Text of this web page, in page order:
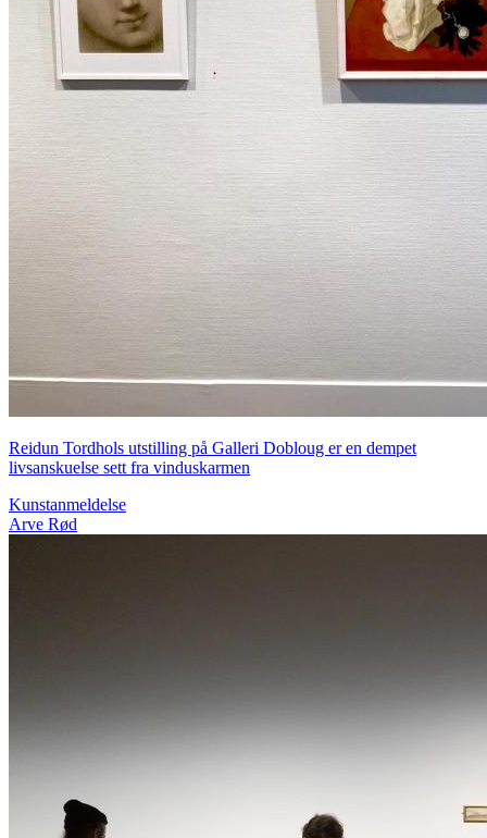
Reidun Tordhols utstilling på Galleri Dobloug er en dempet
livsanskuelse sett fra vinduskarmen
Kunstanmeldelse
Arve Rød